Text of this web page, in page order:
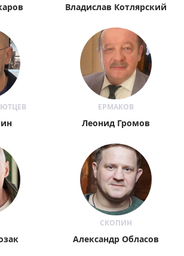
Владислав Котлярский
ЕРМАКОВ
Леонид Громов
СКОПИН
Александр Обласов